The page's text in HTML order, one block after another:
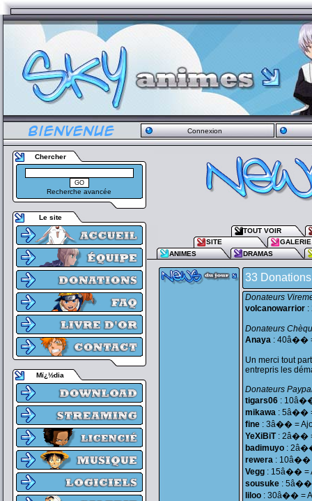
Connexion
Chercher
Recherche avancée
Le site
Mï¿½dia
TOUT VOIR
SITE
GALERIE
ANIMES
DRAMAS
33
Donateurs
volcanowarrior :
Donateurs
Anaya : 40â��
Un merci tout
entrepris les
Donateurs
tigars06 : 10â��
mikawa : 5â��
fine : 3â�� =
YeXiBiT: 2â�� =
badimuyo :
rewera : 10â��
Vegg : 15â�� =
sousuke : 5â��
liloo : 30â�� =